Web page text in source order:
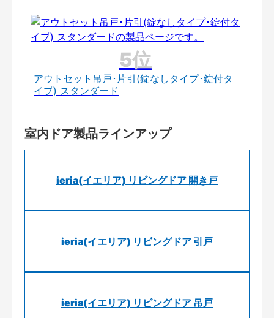
アウトセット吊戸･片引(錠なしタイプ･錠付タ
イプ) スタンダード
室内ドア製品ラインアップ
ieria(イエリア) リビングドア 開き戸
ieria(イエリア) リビングドア 引戸
ieria(イエリア) リビングドア 吊戸